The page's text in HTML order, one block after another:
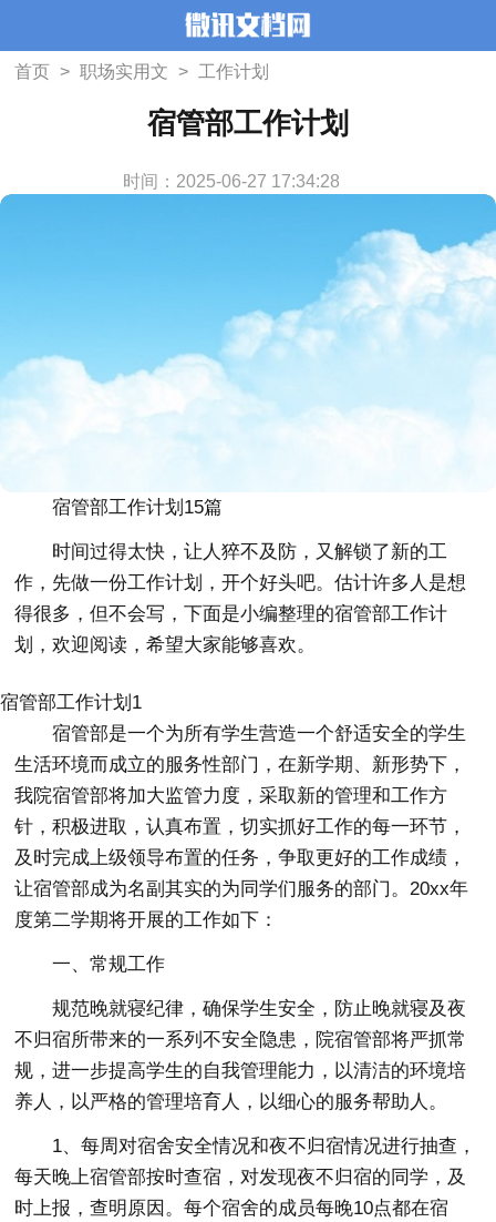
首页 > 职场实用文 > 工作计划
宿管部工作计划
时间：2025-06-27 17:34:28
宿管部工作计划15篇
时间过得太快，让人猝不及防，又解锁了新的工
作，先做一份工作计划，开个好头吧。估计许多人是想
得很多，但不会写，下面是小编整理的宿管部工作计
划，欢迎阅读，希望大家能够喜欢。
宿管部工作计划1
宿管部是一个为所有学生营造一个舒适安全的学生
生活环境而成立的服务性部门，在新学期、新形势下，
我院宿管部将加大监管力度，采取新的管理和工作方
针，积极进取，认真布置，切实抓好工作的每一环节，
及时完成上级领导布置的任务，争取更好的工作成绩，
让宿管部成为名副其实的为同学们服务的部门。20xx年
度第二学期将开展的工作如下：
一、常规工作
规范晚就寝纪律，确保学生安全，防止晚就寝及夜
不归宿所带来的一系列不安全隐患，院宿管部将严抓常
规，进一步提高学生的自我管理能力，以清洁的环境培
养人，以严格的管理培育人，以细心的服务帮助人。
1、每周对宿舍安全情况和夜不归宿情况进行抽查，
每天晚上宿管部按时查宿，对发现夜不归宿的同学，及
时上报，查明原因。每个宿舍的成员每晚10点都在宿